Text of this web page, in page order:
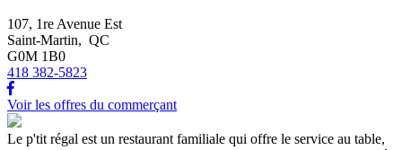
107, 1re Avenue Est
Saint-Martin, QC
G0M 1B0
418 382-5823
Voir les offres du commerçant
Le p'tit régal est un restaurant familiale qui offre le service au table,